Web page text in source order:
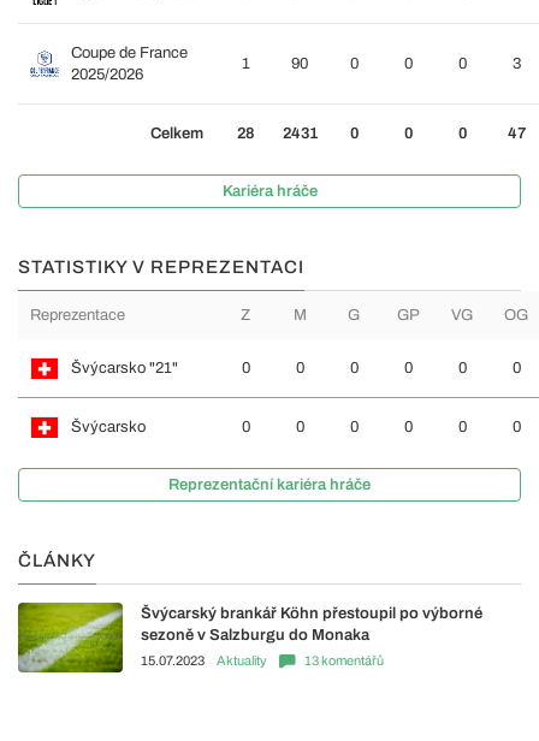
Coupe de France
2025/2026
1 90 0 0 0 3
Celkem 28 2431 0 0 0 47
Kariéra hráče
STATISTIKY V REPREZENTACI
Reprezentace Z M G GP VG OG
Švýcarsko "21" 0 0 0 0 0 0
Švýcarsko 0 0 0 0 0 0
Reprezentační kariéra hráče
ČLÁNKY
Švýcarský brankář Köhn přestoupil po výborné
sezoně v Salzburgu do Monaka
15.07.2023 Aktuality 13 komentářů